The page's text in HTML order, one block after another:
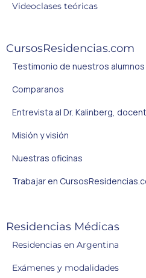
Videoclases teóricas
CursosResidencias.com
Testimonio de nuestros alumnos
Comparanos
Entrevista al Dr. Kalinberg,
Misión y visión
Nuestras oficinas
Trabajar en
Residencias Médicas
Residencias en Argentina
Exámenes y modalidades